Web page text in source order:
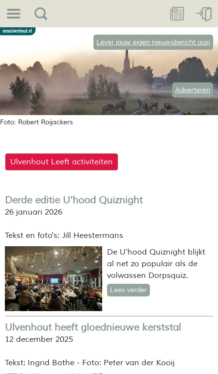
Foto: Robert Roijackers
Lever jouw eigen nieuwsbericht aan
Adverteren
Ulvenhout Leeft activiteiten
Derde editie U'hood Quiznight
26 januari 2026
Tekst en foto's: Jill Heestermans
De U’hood Quiznight blijkt
al net zo populair als de
volwassen Dorpsquiz.
Lees verder
Ulvenhout heeft gloednieuwe kerststal
12 december 2025
Tekst: Ingrid Bothe - Foto: Peter van der Kooij